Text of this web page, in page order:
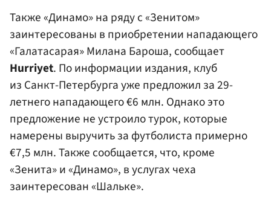
Также «Динамо» на ряду с«Зенитом»
заинтересованы в приобретении нападающего
«Галатасарая» Милана Бароша, сообщает
Hurriyet. По информации издания, клуб
из Санкт-Петербурга уже предложил за 29-
летнего нападающего €6 млн. Однако это
предложение не устроило турок, которые
намерены выручить за футболиста примерно
€7,5 млн. Также сообщается, что, кроме
«Зенита» и «Динамо», в услугах чеха
заинтересован «Шальке».